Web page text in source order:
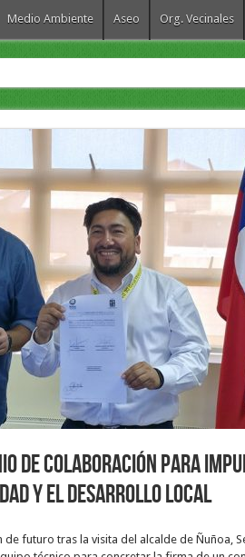
Medio Ambiente Aseo Org. Vecinales
fortalecer la gestión de res
de colaboración para
y el desarrollo local
futuro tras la visita del alcalde de Ñuñoa,